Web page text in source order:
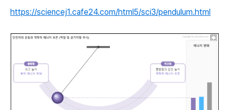
https://sciencej1.cafe24.com/html5/sci3/pendulum.html